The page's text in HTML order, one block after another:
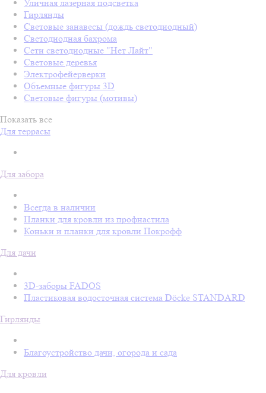
Уличная лазерная подсветка
Гирлянды
Световые занавесы (дождь светодиодный)
Светодиодная бахрома
Сети светодиодные "Нет Лайт"
Световые деревья
Электрофейерверки
Объемные фигуры 3D
Световые фигуры (мотивы)
Показать все
Для террасы
Для забора
Всегда в наличии
Планки для кровли из профнастила
Коньки и планки для кровли Покрофф
Для дачи
3D-заборы FADOS
Пластиковая водосточная система Döcke STANDARD
Гирлянды
Благоустройство дачи, огорода и сада
Для кровли